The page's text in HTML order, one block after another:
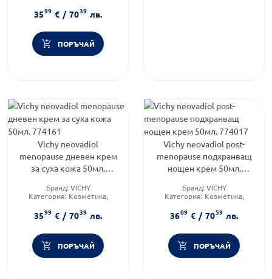
красота и лична хигиена
Тип козметика:
3599 € / 7039 лв.
ПОРЪЧАЙ
Vichy neovadiol
menopause дневен крем
за суха кожа 50мл.
Бранд: VICHY
Категория: Козметика,
Функционалност:
Подхранване и хидратация
3599 € / 7039 лв.
ПОРЪЧАЙ
Vichy neovadiol post-
menopause подхранващ
нощен крем 50мл.
Бранд: VICHY
Категория: Козметика,
Функционалност:
Постменопауза
3609 € / 7059 лв.
ПОРЪЧАЙ